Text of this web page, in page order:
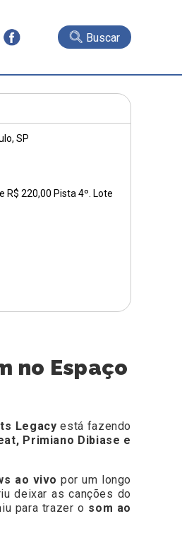
Buscar
SP
R$ 220,00 Pista 4º. Lote
no Espaço
Legacyestá fazendo
Primiano Dibiase e
ao vivo por um longo
deixar as canções do
para trazer o som ao